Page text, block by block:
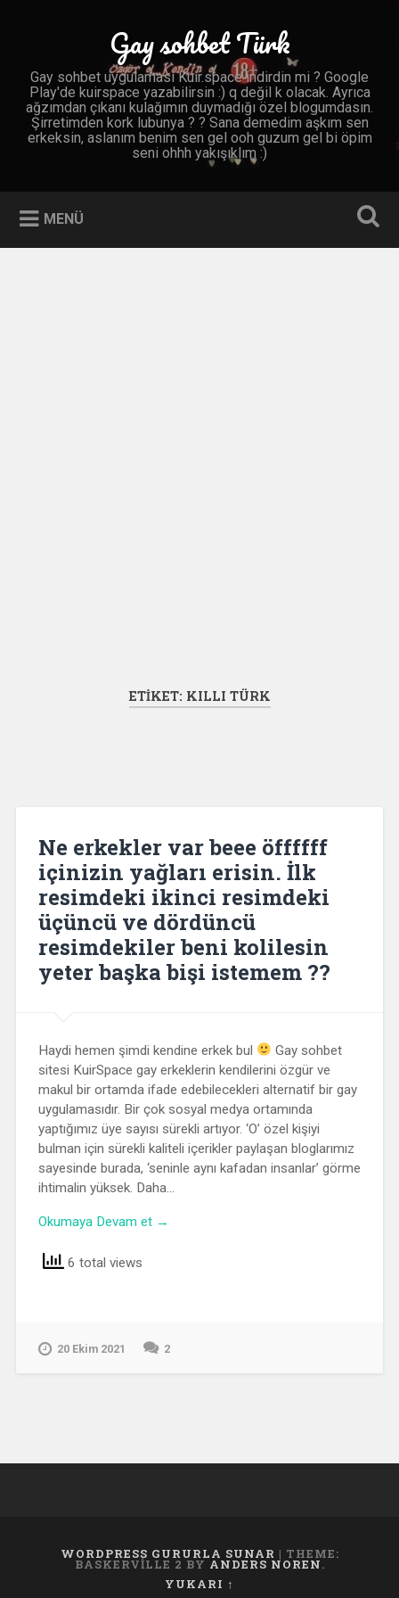
Gay sohbet Türk
Gay sohbet uygulaması Kuir.space indirdin mi ? Google
Play'de kuirspace yazabilirsin :) q değil k olacak. Ayrıca
ağzımdan çıkanı kulağımın duymadığı özel blogumdasın.
Şirretimden kork lubunya ? ? Sana demedim aşkım sen
erkeksin, aslanım benim sen gel ooh guzum gel bi öpim
seni ohhh yakışıklım :)
MENÜ
ETIKET: KILLI TÜRK
Ne erkekler var beee öffffff
içinizin yağları erisin. İlk
resimdeki ikinci resimdeki
üçüncü ve dördüncü
resimdekiler beni kolilesin
yeter başka bişi istemem ??
Haydi hemen şimdi kendine erkek bul
Gay sohbet
sitesi KuirSpace gay erkeklerin kendilerini özgür ve
makul bir ortamda ifade edebilecekleri alternatif bir gay
uygulamasıdır. Bir çok sosyal medya ortamında
yaptığımız üye sayısı sürekli artıyor. ‘O’ özel kişiyi
bulman için sürekli kaliteli içerikler paylaşan bloglarımız
sayesinde burada, ‘seninle aynı kafadan insanlar’ görme
ihtimalin yüksek. Daha…
Okumaya Devam et →
6 total views
20 Ekim 2021 2
WORDPRESS GURURLA SUNAR | THEME:
BASKERVILLE 2 BY ANDERS NOREN.
YUKARI ↑